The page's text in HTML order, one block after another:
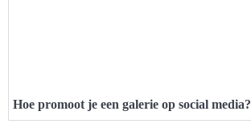
Hoe promoot je een galerie op social media?